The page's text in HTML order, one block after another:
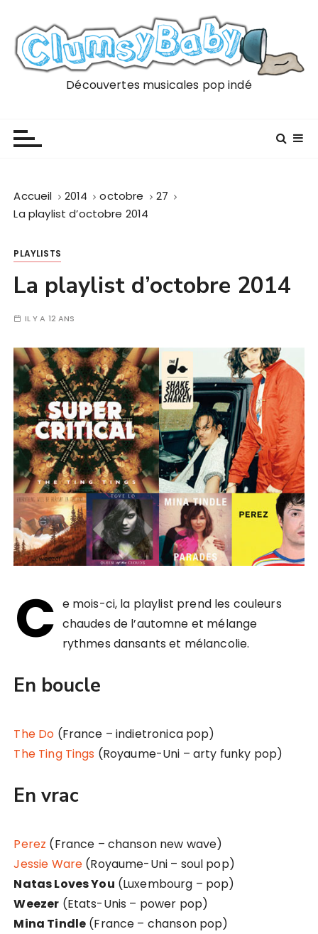
Découvertes musicales pop indé
Accueil 2014 octobre
27
La playlist d’octobre 2014
PLAYLISTS
La playlist d’octobre 2014
IL Y A 12 ANS
C e mois-ci, la playlist prend les couleurs
chaudes de l’automne et mélange
rythmes dansants et mélancolie.
En boucle
The Do (France – indietronica pop)
The Ting Tings (Royaume-Uni – arty funky pop)
En vrac
Perez (France – chanson new wave)
Jessie Ware (Royaume-Uni – soul pop)
Natas Loves You (Luxembourg – pop)
Weezer (Etats-Unis – power pop)
Mina Tindle (France – chanson pop)